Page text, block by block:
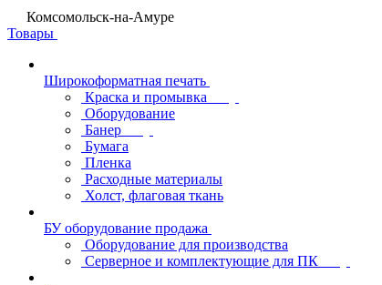
Комсомольск-на-Амуре
Товары
Широкоформатная печать
Краска и промывка
Оборудование
Банер
Бумага
Пленка
Расходные материалы
Холст, флаговая ткань
БУ оборудование продажа
Оборудование для производства
Серверное и комплектующие для ПК